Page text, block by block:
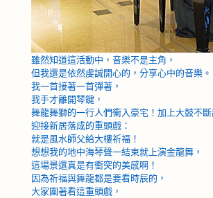
雖然知道這活動中，音樂不是主角，
但我還是依然虔誠開心的，分享心中的音樂。
我一首接著一首彈著，
我手才離開琴鍵，
舞龍舞獅的一行人們衝入豪宅！加上大鼓不斷
迎接新居落成的重頭戲：
就是風水師父給大樓祈福！
想想我的地中海琴聲一結束就上演金龍舞，
這場景還真是有衝突的美感啊！
因為祈福與舞龍都是要看時辰的，
大家圍著看這重頭戲，